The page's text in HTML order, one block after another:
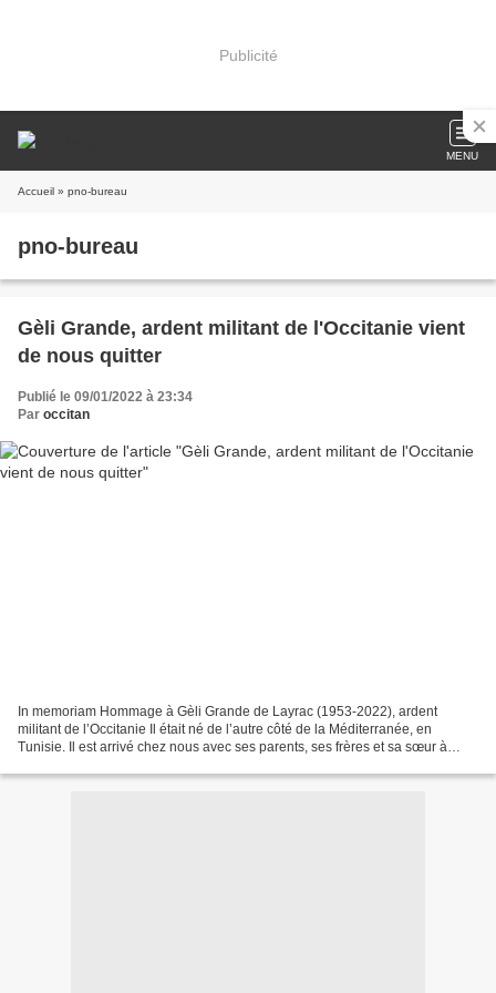
Publicité
MENU
Accueil » pno-bureau
pno-bureau
Gèli Grande, ardent militant de l'Occitanie vient
de nous quitter
Publié le 09/01/2022 à 23:34
Par occitan
In memoriam Hommage à Gèli Grande de Layrac (1953-2022), ardent
militant de l’Occitanie Il était né de l’autre côté de la Méditerranée, en
Tunisie. Il est arrivé chez nous avec ses parents, ses frères et sa sœur à